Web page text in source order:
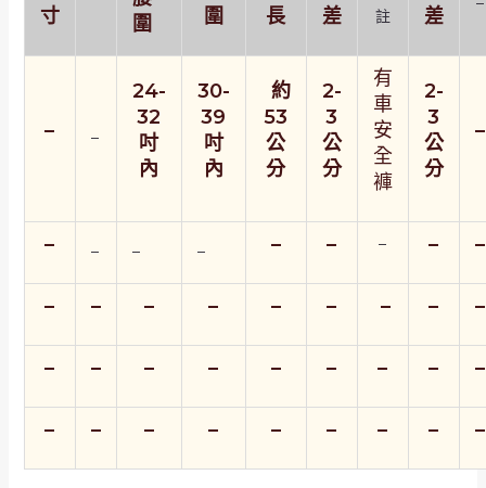
寸
圍
圍
長
差
註
差
– –
24-
32
吋
內
30-
39
吋
內
約
53
公
分
2-
3
公
分
有
車
安
全
褲
2-
3
公
分
–
– – – – – – – – –
– – – – – – – – –
– – – – – – – – –
– – – – – – – – –